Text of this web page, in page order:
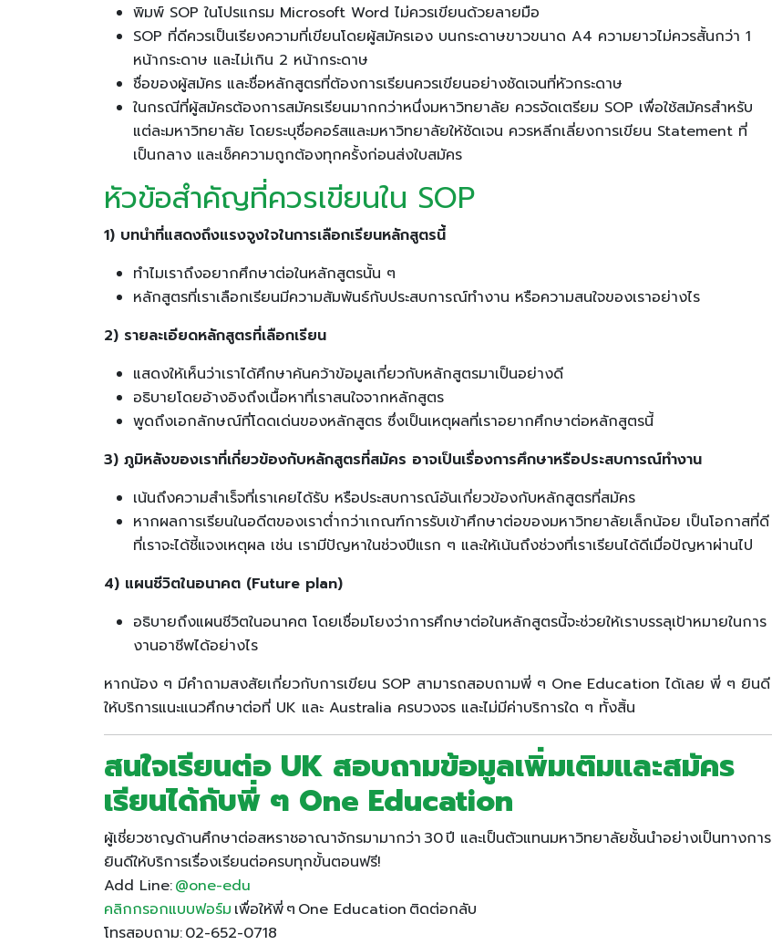
พิมพ์ SOP ในโปรแกรม Microsoft Word ไม่ควรเขียนด้วยลายมือ
SOP ที่ดีควรเป็นเรียงความที่เขียนโดยผู้สมัครเอง บนกระดาษขาวขนาด A4 ความยาวไม่ควรสั้นกว่า 1
หน้ากระดาษ และไม่เกิน 2 หน้ากระดาษ
ชื่อของผู้สมัคร และชื่อหลักสูตรที่ต้องการเรียนควรเขียนอย่างชัดเจนที่หัวกระดาษ
ในกรณีที่ผู้สมัครต้องการสมัครเรียนมากกว่าหนึ่งมหาวิทยาลัย ควรจัดเตรียม SOP เพื่อใช้สมัครสำหรับ
แต่ละมหาวิทยาลัย โดยระบุชื่อคอร์สและมหาวิทยาลัยให้ชัดเจน ควรหลีกเลี่ยงการเขียน Statement ที่
เป็นกลาง และเช็คความถูกต้องทุกครั้งก่อนส่งใบสมัคร
หัวข้อสำคัญที่ควรเขียนใน SOP
1) บทนำที่แสดงถึงแรงจูงใจในการเลือกเรียนหลักสูตรนี้
ทำไมเราถึงอยากศึกษาต่อในหลักสูตรนั้น ๆ
หลักสูตรที่เราเลือกเรียนมีความสัมพันธ์กับประสบการณ์ทำงาน หรือความสนใจของเราอย่างไร
2) รายละเอียดหลักสูตรที่เลือกเรียน
แสดงให้เห็นว่าเราได้ศึกษาค้นคว้าข้อมูลเกี่ยวกับหลักสูตรมาเป็นอย่างดี
อธิบายโดยอ้างอิงถึงเนื้อหาที่เราสนใจจากหลักสูตร
พูดถึงเอกลักษณ์ที่โดดเด่นของหลักสูตร ซึ่งเป็นเหตุผลที่เราอยากศึกษาต่อหลักสูตรนี้
3) ภูมิหลังของเราที่เกี่ยวข้องกับหลักสูตรที่สมัคร อาจเป็นเรื่องการศึกษาหรือประสบการณ์ทำงาน
เน้นถึงความสำเร็จที่เราเคยได้รับ หรือประสบการณ์อันเกี่ยวข้องกับหลักสูตรที่สมัคร
หากผลการเรียนในอดีตของเราต่ำกว่าเกณฑ์การรับเข้าศึกษาต่อของมหาวิทยาลัยเล็กน้อย เป็นโอกาสที่ดี
ที่เราจะได้ชี้แจงเหตุผล เช่น เรามีปัญหาในช่วงปีแรก ๆ และให้เน้นถึงช่วงที่เราเรียนได้ดีเมื่อปัญหาผ่านไป
4) แผนชีวิตในอนาคต (Future plan)
อธิบายถึงแผนชีวิตในอนาคต โดยเชื่อมโยงว่าการศึกษาต่อในหลักสูตรนี้จะช่วยให้เราบรรลุเป้าหมายในการ
งานอาชีพได้อย่างไร
หากน้อง ๆ มีคำถามสงสัยเกี่ยวกับการเขียน SOP สามารถสอบถามพี่ ๆ One Education ได้เลย พี่ ๆ ยินดี
ให้บริการแนะแนวศึกษาต่อที่ UK และ Australia ครบวงจร และไม่มีค่าบริการใด ๆ ทั้งสิ้น
สนใจเรียนต่อ UK สอบถามข้อมูลเพิ่มเติมและสมัคร
เรียนได้กับพี่ ๆ One Education
ผู้เชี่ยวชาญด้านศึกษาต่อสหราชอาณาจักรมามากว่า 30 ปี และเป็นตัวแทนมหาวิทยาลัยชั้นนำอย่างเป็นทางการ
ยินดีให้บริการเรื่องเรียนต่อครบทุกขั้นตอนฟรี!
Add Line:@one-edu
คลิกกรอกแบบฟอร์ม เพื่อให้พี่ ๆ One Education ติดต่อกลับ
โทรสอบถาม: 02-652-0718